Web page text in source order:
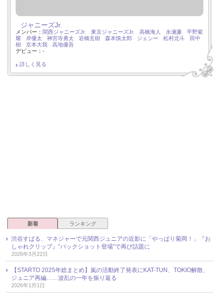
ジャニーズJr.
メンバー： 関西ジャニーズJr. 東京ジャニーズJr. 高橋海人 永瀬廉
平野紫
耀
岸優太 神宮寺勇太 岩橋玄樹 森本慎太郎 ジェシー 松村北斗
田中
樹
京本大我
高地優吾
デビュー：-
詳しく見る
新着 ランキング
渋谷すばる、マネジャーで元関西ジュニアの近影に「やっぱり菊岡！」『お
しゃれクリップ』“バックショット登場”で再び話題に
2026年3月22日
【STARTO 2025年総まとめ】嵐の活動終了発表にKAT-TUN、TOKIO解散、
ジュニア再編……波乱の一年を振り返る
2026年1月1日